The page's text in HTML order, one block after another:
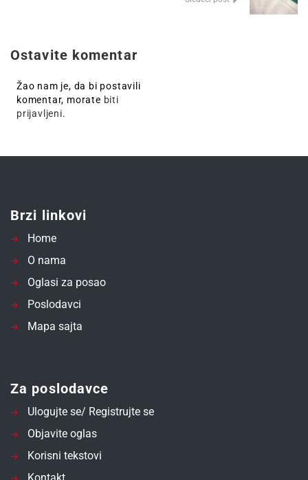
Ostavite komentar
Žao nam je, da bi postavili
komentar, morate biti
prijavljeni.
Brzi linkovi
Home
O nama
Oglasi za posao
Poslodavci
Mapa sajta
Za poslodavce
Ulogujte se/ Registrujte se
Objavite oglas
Korisni tekstovi